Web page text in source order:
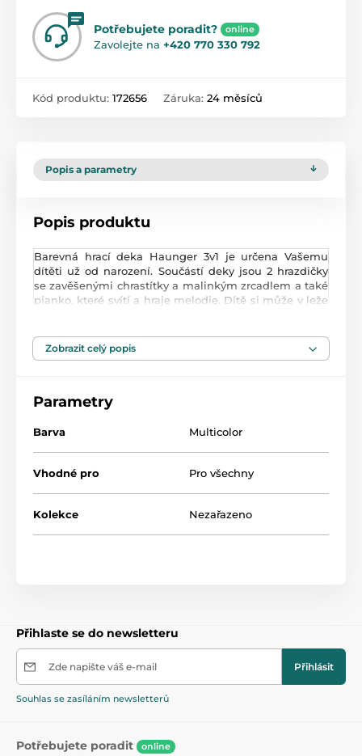
Potřebujete poradit? online
Zavolejte na +420 770 330 792
Kód produktu: 172656 Záruka: 24 měsíců
Popis a parametry
Popis produktu
Barevná hrací deka Haunger 3v1 je určena Vašemu
dítěti už od narození. Součástí deky jsou 2 hrazdičky
se zavěšenými chrastítky a malinkým zrcadlem a také
pianko, které svítí a hraje melodie. Dítě si může v leže
měsíců). Na břiše se dítě naučí zvedat hlavičku a
pozorovat věci kolem sebe, pomůže mu k prvním
hrát na pianko nebo ho využít jako interaktivní
rozvíjí se sluch a zrak (6-36 měsíců). Pianko můžete
Zobrazit celý popis
Parametry
Barva Multicolor
Vhodné pro Pro všechny
Kolekce Nezařazeno
Přihlaste se do newsletteru
Zde napište váš e-mail Přihlásit
Souhlas se zasíláním newsletterů
Potřebujete poradit online